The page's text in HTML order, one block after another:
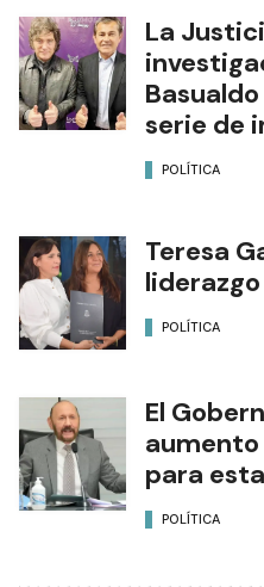
La
serie de
POLÍTICA
Teresa
liderazgo
POLÍTICA
El
aumento
para
POLÍTICA